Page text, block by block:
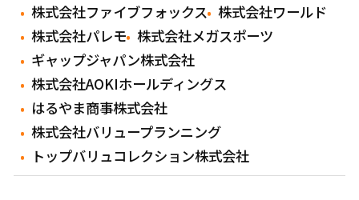
株式会社ファイブフォックス 株式会社ワールド
株式会社パレモ 株式会社メガスポーツ
ギャップジャパン株式会社
株式会社AOKIホールディングス
はるやま商事株式会社
株式会社バリュープランニング
トップバリュコレクション株式会社